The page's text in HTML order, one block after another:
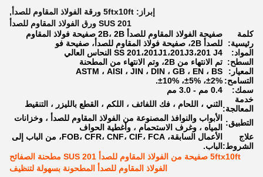
إبراز: 5ftx10ft ورقة الفولاذ المقاوم للصدأ
,
SUS 201 ورق الفولاذ المقاوم للصدأ
كلمة
رئيسية:
صفيحة الفولاذ المقاوم للصدأ 2B، 2B صفيحة فولاذ المقاوم
للصدأ 2B، صفيحة فولاذ المقاوم للصدأ، صفيحة فو
المواد:
SS 201،201J1،201J3،201 J4 النحاس العالي
السطح: تم الانتهاء من 2B، وتم الانتهاء من المطحنة
المعيار:
ASTM ، AISI ، JIN ، DIN ، GB ، EN ، BS
التسامح: ±2%، ±5%، ±10%.
سمك:
0.4 مم - 3.0 مم
خدمة
المعالجة: الثني ، اللحام ، فك اللفائف ، اللكم ، القطع بالليزر ، التنقيط
التطبيق:
الأبواب والنوافذ المصنوعة من الفولاذ المقاوم للصدأ ، وخزانات
المياه ، وغرف الاستحمام ، وأغطية الحواف
علاج
الشروط:
الأعمال السابقة، FOB، CFR، CNF، CIF، FCA، من الباب إلى
الباب.
5ftx10ft صفيحة من الفولاذ المقاوم للصدأ SUS 201 مطحنة الصفائح
الفولاذ المقاوم للصدأ المطحونة بسهولة لتنظيف